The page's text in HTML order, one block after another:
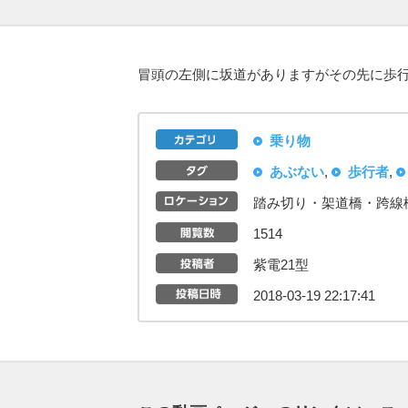
冒頭の左側に坂道がありますがその先に歩
乗り物
あぶない, 歩行者,
踏み切り・架道橋・跨線
1514
紫電21型
2018-03-19 22:17:41